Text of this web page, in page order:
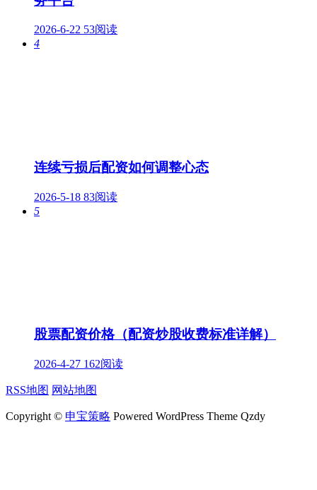
2026-6-22 53阅读
4
连续亏损后配资如何调整心态
2026-5-18 83阅读
5
股票配资价格（配资炒股收费标准详解）
2026-4-27 162阅读
RSS地图 网站地图
Copyright © 申宝策略 Powered WordPress Theme Qzdy